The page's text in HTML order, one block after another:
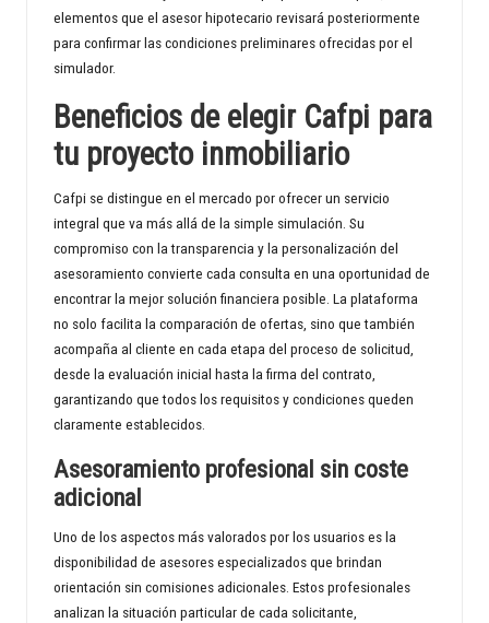
elementos que el asesor hipotecario revisará posteriormente
para confirmar las condiciones preliminares ofrecidas por el
simulador.
Beneficios de elegir Cafpi para
tu proyecto inmobiliario
Cafpi se distingue en el mercado por ofrecer un servicio
integral que va más allá de la simple simulación. Su
compromiso con la transparencia y la personalización del
asesoramiento convierte cada consulta en una oportunidad de
encontrar la mejor solución financiera posible. La plataforma
no solo facilita la comparación de ofertas, sino que también
acompaña al cliente en cada etapa del proceso de solicitud,
desde la evaluación inicial hasta la firma del contrato,
garantizando que todos los requisitos y condiciones queden
claramente establecidos.
Asesoramiento profesional sin coste
adicional
Uno de los aspectos más valorados por los usuarios es la
disponibilidad de asesores especializados que brindan
orientación sin comisiones adicionales. Estos profesionales
analizan la situación particular de cada solicitante,